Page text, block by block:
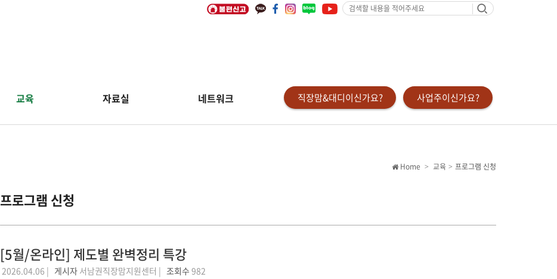
검
색
요
교육 자료실 네트워크 직장맘&대디이신가요? 사업주이신가요?
프로그램 신청
Home 교육 프로그램 신청
[5월/온라인] 제도별 완벽정리 특강
2026.04.06 | 게시자서남권직장맘지원센터 | 조회수 982